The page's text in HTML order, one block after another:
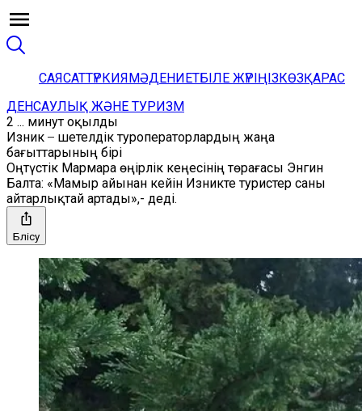
САЯСАТТҮРКИЯМӘДЕНИЕТБІЛЕ ЖҮРІҢІЗКӨЗҚАРАС
ДЕНСАУЛЫҚ ЖӘНЕ ТУРИЗМ
2 ... минут оқылды
Изник ̶ шетелдік туроператорлардың жаңа
бағыттарының бірі
Оңтүстік Мармара өңірлік кеңесінің төрағасы Энгин
Балта: «Мамыр айынан кейін Изникте туристер саны
айтарлықтай артады»,- деді.
Бөлісу